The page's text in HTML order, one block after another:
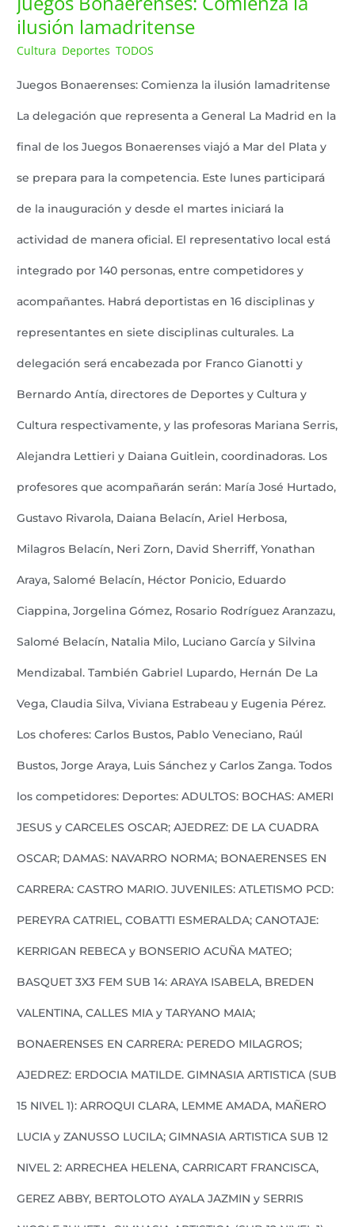
ilusión lamadritense
Cultura Deportes ,TODOS
Juegos Bonaerenses: Comienza la ilusión lamadritense
La delegación que representa a General La Madrid en la
final de los Juegos Bonaerenses viajó a Mar del Plata y
se prepara para la competencia. Este lunes participará
de la inauguración y desde el martes iniciará la
actividad de manera oficial. El representativo local está
integrado por 140 personas, entre competidores y
acompañantes. Habrá deportistas en 16 disciplinas y
representantes en siete disciplinas culturales. La
delegación será encabezada por Franco Gianotti y
Bernardo Antía, directores de Deportes y Cultura y
Cultura respectivamente, y las profesoras Mariana Serris,
Alejandra Lettieri y Daiana Guitlein, coordinadoras. Los
profesores que acompañarán serán: María José Hurtado,
Gustavo Rivarola, Daiana Belacín, Ariel Herbosa,
Milagros Belacín, Neri Zorn, David Sherriff, Yonathan
Araya, Salomé Belacín, Héctor Ponicio, Eduardo
Ciappina, Jorgelina Gómez, Rosario Rodríguez Aranzazu,
Salomé Belacín, Natalia Milo, Luciano García y Silvina
Mendizabal. También Gabriel Lupardo, Hernán De La
Vega, Claudia Silva, Viviana Estrabeau y Eugenia Pérez.
Los choferes: Carlos Bustos, Pablo Veneciano, Raúl
Bustos, Jorge Araya, Luis Sánchez y Carlos Zanga. Todos
los competidores: Deportes: ADULTOS: BOCHAS: AMERI
JESUS y CARCELES OSCAR; AJEDREZ: DE LA CUADRA
OSCAR; DAMAS: NAVARRO NORMA; BONAERENSES EN
CARRERA: CASTRO MARIO. JUVENILES: ATLETISMO PCD:
PEREYRA CATRIEL, COBATTI ESMERALDA; CANOTAJE:
KERRIGAN REBECA y BONSERIO ACUÑA MATEO;
BASQUET 3X3 FEM SUB 14: ARAYA ISABELA, BREDEN
VALENTINA, CALLES MIA y TARYANO MAIA;
BONAERENSES EN CARRERA: PEREDO MILAGROS;
AJEDREZ: ERDOCIA MATILDE. GIMNASIA ARTISTICA (SUB
15 NIVEL 1): ARROQUI CLARA, LEMME AMADA, MAÑERO
LUCIA y ZANUSSO LUCILA; GIMNASIA ARTISTICA SUB 12
NIVEL 2: ARRECHEA HELENA, CARRICART FRANCISCA,
GEREZ ABBY, BERTOLOTO AYALA JAZMIN y SERRIS